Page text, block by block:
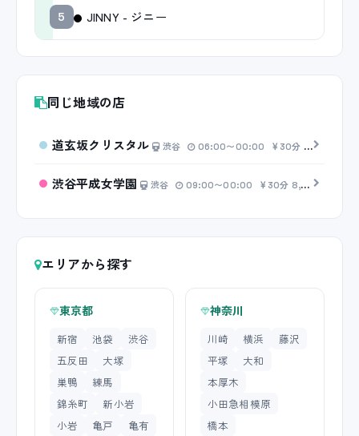
5 JINNY - ジニー
同じ地域の店
道玄坂クリスタル 渋谷 06:00〜00:00 30分 7,000円〜
渋谷平成女学園 渋谷 09:00〜00:00 30分 8,000円〜
エリアから探す
東京都
新宿 池袋
渋谷
五反田
大塚
巣鴨
練馬
錦糸町
新小岩
小岩
亀戸 亀有
神奈川
川崎 横浜
藤沢
平塚
大和
本厚木
小田急相模原
橋本